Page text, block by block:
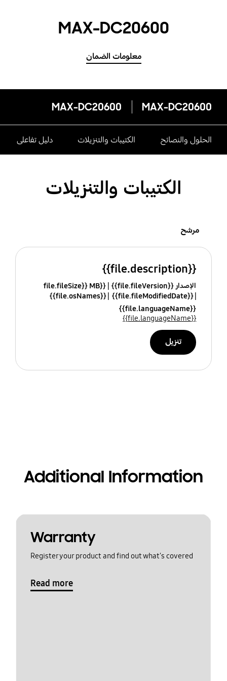
MAX-DC20600
معلومات الضمان
MAX-DC20600
MAX-DC20600
الحلول والنصائح الكتيبات والتنزيلات دليل تفاعلى
الكتيبات والتنزيلات
مرشح
{{file.description}}
الإصدار {{file.fileVersion}}
{{file.fileSize}} MB
{{file.fileModifiedDate}}
{{file.osNames}}
{{file.languageName}}
{{file.languageName}}
تنزيل
Additional Information
Warranty
Register your product and find out what's covered
Read more